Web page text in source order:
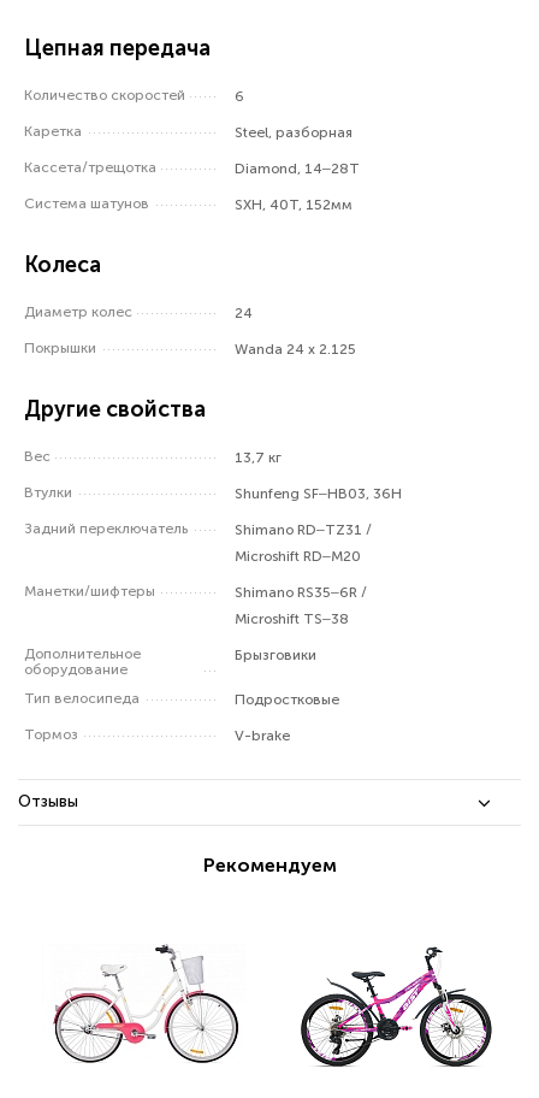
Цепная передача
Количество скоростей 6
Каретка Steel, разборная
Кассета/трещотка Diamond, 14–28T
Система шатунов SXH, 40T, 152мм
Колеса
Диаметр колес 24
Покрышки Wanda 24 x 2.125
Другие свойства
Вес 13,7 кг
Втулки Shunfeng SF–HB03, 36H
Задний переключатель
Shimano RD–TZ31 /
Microshift RD–M20
Манетки/шифтеры
Shimano RS35–6R /
Microshift TS–38
Дополнительное
оборудование
Брызговики
Тип велосипеда Подростковые
Тормоз V-brake
Отзывы
Рекомендуем